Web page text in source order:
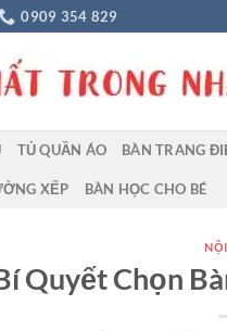
0909 354 829
TỦ QUẦN ÁO BÀN TRANG
XẾP BÀN HỌC CHO BÉ
Quyết Chọn